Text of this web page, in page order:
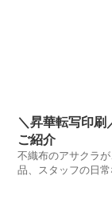
＼昇華転写印刷
ご紹介
不織布のアサクラ
品、スタッフの日